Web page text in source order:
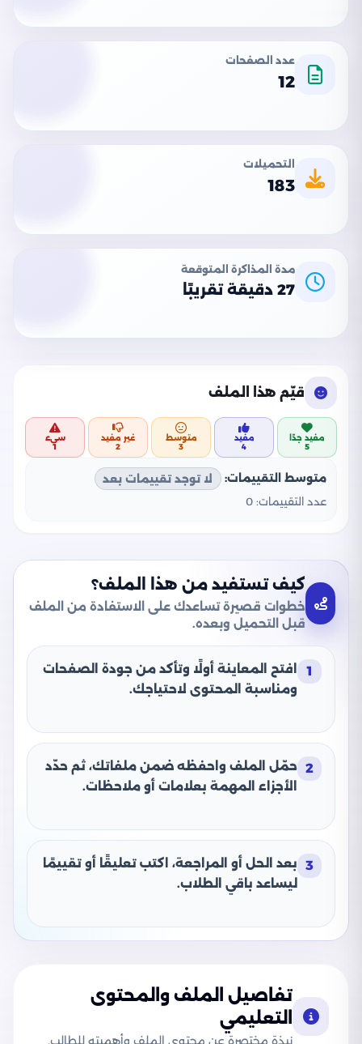
عدد الصفحات
12
التحميلات
183
مدة المذاكرة المتوقعة
27 دقيقة تقريبًا
قيّم هذا الملف
مفيد جدًا
5
مفيد
4
متوسط
3
غير مفيد
2
سيء
1
متوسط التقييمات:
لا توجد تقييمات بعد
عدد التقييمات: 0
كيف تستفيد من هذا الملف؟
خطوات قصيرة تساعدك على الاستفادة من الملف
قبل التحميل وبعده.
1
افتح المعاينة أولًا وتأكد من جودة الصفحات
ومناسبة المحتوى لاحتياجك.
2 حمّل الملف واحفظه ضمن ملفاتك، ثم حدّد
الأجزاء المهمة بعلامات أو ملاحظات.
3
بعد الحل أو المراجعة، اكتب تعليقًا أو تقييمًا
ليساعد باقي الطلاب.
تفاصيل الملف والمحتوى
التعليمي
نبذة مختصرة عن محتوى الملف وأهميته للطالب.